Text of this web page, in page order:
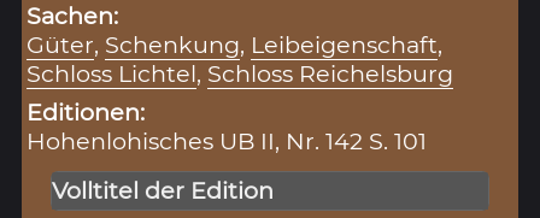
Sachen:
Güter, Schenkung, Leibeigenschaft,
Schloss Lichtel, Schloss Reichelsburg
Editionen:
Hohenlohisches UB II, Nr. 142 S. 101
Volltitel der Edition